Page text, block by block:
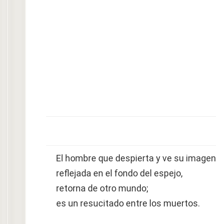
El hombre que despierta y ve su imagen
reflejada en el fondo del espejo,
retorna de otro mundo;
es un resucitado entre los muertos.